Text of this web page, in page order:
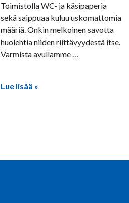
Toimistolla WC- ja käsipaperia
sekä saippuaa kuluu uskomattomia
määriä. Onkin melkoinen savotta
huolehtia niiden riittävyydestä itse.
Varmista avullamme …
Lue lisää »